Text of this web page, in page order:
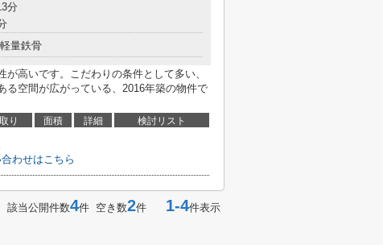
分
軽量鉄骨
高いです。こだわりの条件として多い、
る空間が広がっている、2016年築の物件で
り 面積 詳細 検討リスト
わせはこちら
該当公開件数4件 空き数2件 1-4件表示